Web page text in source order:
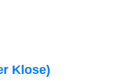
Klose)